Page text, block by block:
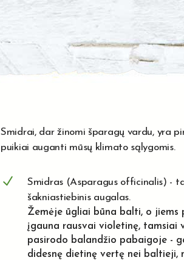
Smidrai, dar žinomi šparagų vardu, yra
puikiai auganti mūsų klimato sąlygomis.
Smidras (Asparagus officinalis) -
šakniastiebinis augalas.
Žemėje ūgliai būna balti, o jiems
įgauna rausvai violetinę, tamsiai
pasirodo balandžio pabaigoje -
didesnę dietinę vertę nei baltieji,